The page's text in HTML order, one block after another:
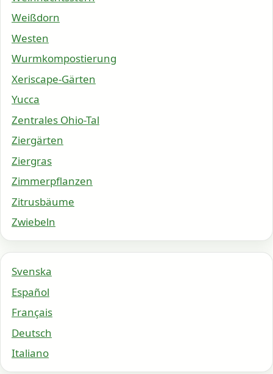
Weißdorn
Westen
Wurmkompostierung
Xeriscape-Gärten
Yucca
Zentrales Ohio-Tal
Ziergärten
Ziergras
Zimmerpflanzen
Zitrusbäume
Zwiebeln
Svenska
Español
Français
Deutsch
Italiano